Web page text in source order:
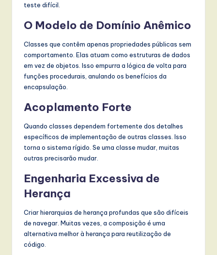
teste difícil.
O Modelo de Domínio Anêmico
Classes que contêm apenas propriedades públicas sem
comportamento. Elas atuam como estruturas de dados
em vez de objetos. Isso empurra a lógica de volta para
funções procedurais, anulando os benefícios da
encapsulação.
Acoplamento Forte
Quando classes dependem fortemente dos detalhes
específicos de implementação de outras classes. Isso
torna o sistema rígido. Se uma classe mudar, muitas
outras precisarão mudar.
Engenharia Excessiva de
Herança
Criar hierarquias de herança profundas que são difíceis
de navegar. Muitas vezes, a composição é uma
alternativa melhor à herança para reutilização de
código.